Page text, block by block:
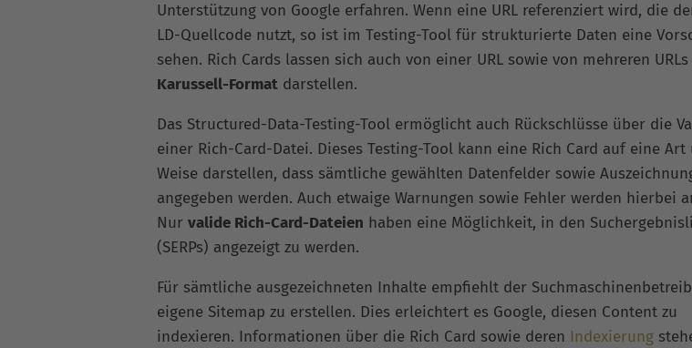
Unterstützung von Google erfahren. Wenn eine URL referenziert wird, die
LD-Quellcode nutzt, so ist im Testing-Tool für strukturierte Daten eine
sehen. Rich Cards lassen sich auch von einer URL sowie von mehreren
Karussell-Format darstellen.
Das Structured-Data-Testing-Tool ermöglicht auch Rückschlüsse über die
einer Rich-Card-Datei. Dieses Testing-Tool kann eine Rich Card auf eine Art
Weise darstellen, dass sämtliche gewählten Datenfelder sowie
angegeben werden. Auch etwaige Warnungen sowie Fehler werden hierbei
Nur valide Rich-Card-Dateien haben eine Möglichkeit, in den
(SERPs) angezeigt zu werden.
Für sämtliche ausgezeichneten Inhalte empfiehlt der
eigene Sitemap zu erstellen. Dies erleichtert es Google, diesen Content zu
indexieren. Informationen über die Rich Card sowie deren Indexierung